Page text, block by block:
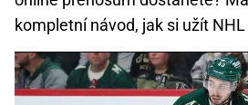
kompletní návod, jak si užít